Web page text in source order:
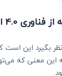
استفاده کند
به این معنی که